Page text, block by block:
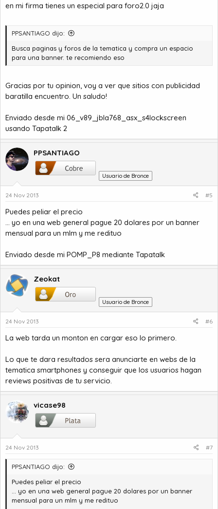
en mi firma tienes un especial para foro2.0 jaja
PPSANTIAGO dijo:
Busca paginas y foros de la tematica y compra un espacio
para una banner. te recomiendo eso
Gracias por tu opinion, voy a ver que sitios con publicidad
baratilla encuentro. Un saludo!
Enviado desde mi 06_v89_jbla768_asx_s4lockscreen
usando Tapatalk 2
PPSANTIAGO
Usuario de Bronce
24 Nov 2013 #5
Puedes peliar el precio
... yo en una web general pague 20 dolares por un banner
mensual para un mlm y me redituo
Enviado desde mi POMP_P8 mediante Tapatalk
Zeokat
Usuario de Bronce
24 Nov 2013 #6
La web tarda un monton en cargar eso lo primero.
Lo que te dara resultados sera anunciarte en webs de la
tematica smartphones y conseguir que los usuarios hagan
reviews positivas de tu servicio.
vicase98
24 Nov 2013 #7
PPSANTIAGO dijo:
Puedes peliar el precio
... yo en una web general pague 20 dolares por un banner
mensual para un mlm y me redituo